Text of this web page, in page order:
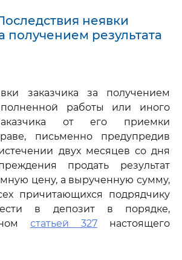
неявки
получением результата
заказчика за получением
работы или иного
от его приемки
письменно предупредив
двух месяцев со дня
продать результат
цену, а вырученную сумму,
причитающихся подрядчику
в депозит в порядке,
статьей 327 настоящего